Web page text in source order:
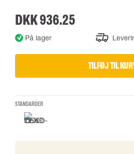
DKK 936.25
På lager
TILFØJ TIL
STANDARDER